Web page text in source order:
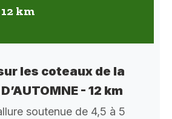
12 km
les coteaux de la
- 12 km
soutenue de 4,5 à 5